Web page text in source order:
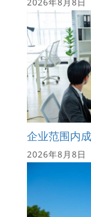
企业范围内
2026年8月8日